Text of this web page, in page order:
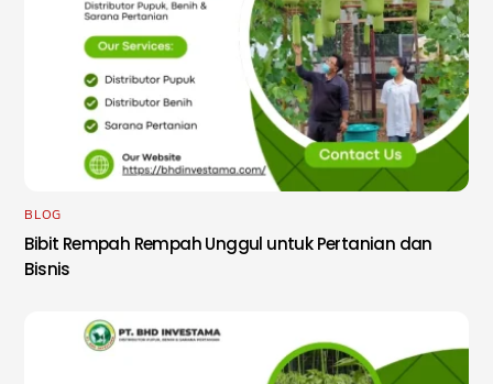
BLOG
Bibit Rempah Rempah Unggul untuk Pertanian dan
Bisnis